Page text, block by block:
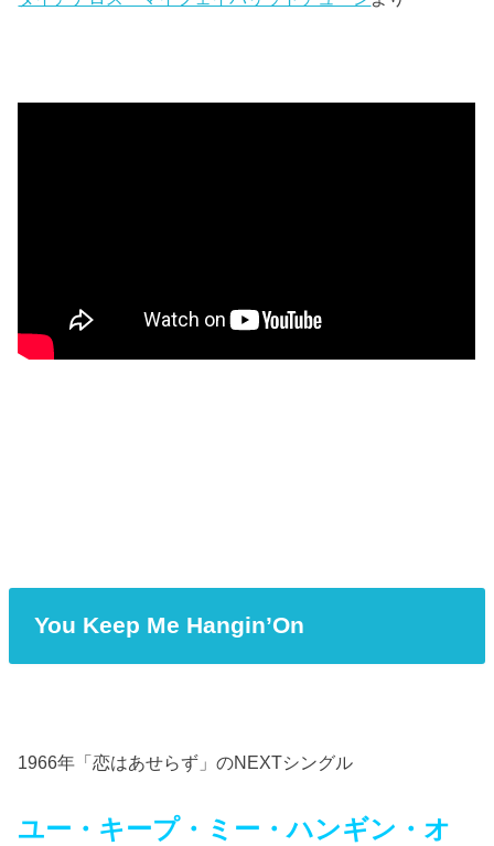
You Keep Me Hangin’On
1966年「恋はあせらず」のNEXTシングル
ユー・キープ・ミー・ハンギン・オ